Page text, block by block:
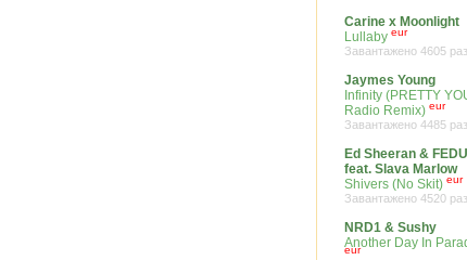
Carine x Moonlight
Lullaby eur
Завантажено 4605 раз
Jaymes Young
Infinity (PRETTY
Radio Remix) eur
Завантажено 4485 раз
Ed Sheeran &
feat. Slava Marlow
Shivers (No Skit) eur
Завантажено 4520 раз
NRD1 & Sushy
Another Day In
eur